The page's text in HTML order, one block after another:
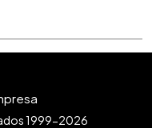
1999-2026